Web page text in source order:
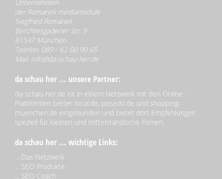
Unternehmen
der Romanek mediamodule
Siegfried Romanek
Berchtesgadener Str. 9
81547 München
Telefon: 089 / 62 00 90 65
Mail: info@da-schau-her.de
da schau her ... unsere Partner:
da-schau-her.de ist in einem Netzwerk mit den Online-
Plattformen better-local.de, posedo.de und shopping-
muenchen.de eingebunden und bietet dort Empfehlungen
speziell für kleinen und mittelständische Firmen.
da schau her ... wichtige Links:
... Das Netzwerk
... SEO Produkte
... SEO Coach